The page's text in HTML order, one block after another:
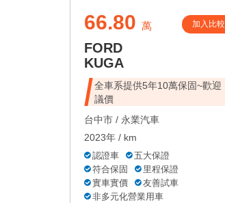
66.80 萬 加入比較
FORD
KUGA
全車系提供5年10萬保固~歡迎
議價
台中市 / 永業汽車
2023年 / km
認證車
五大保證
符合保固
里程保證
實車實價
友善試車
非多元化營業用車